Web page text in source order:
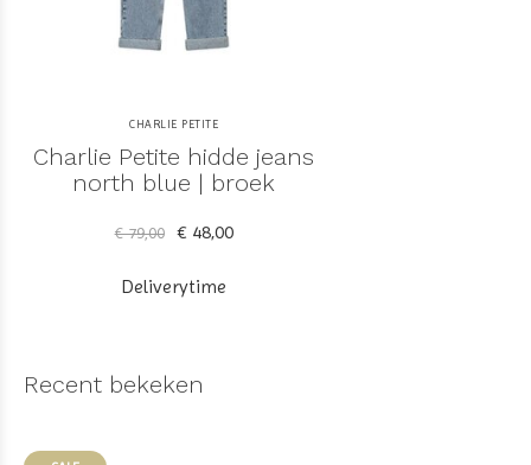
CHARLIE PETITE
Charlie Petite hidde jeans
north blue | broek
€ 79,00 € 48,00
Deliverytime
Recent bekeken